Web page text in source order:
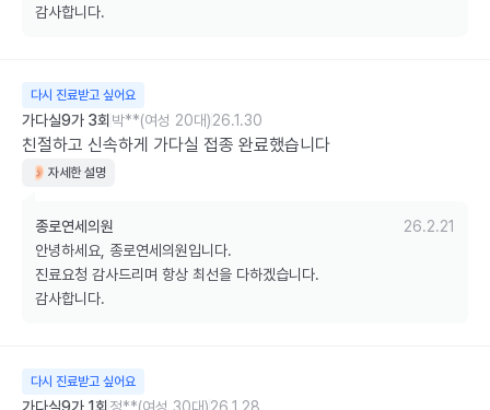
감사합니다.
다시 진료받고 싶어요
가다실9가 3회 박**(여성 20대)26.1.30
친절하고 신속하게 가다실 접종 완료했습니다
자세한 설명
종로연세의원
26.2.21
안녕하세요, 종로연세의원입니다.
진료요청 감사드리며 항상 최선을 다하겠습니다.
감사합니다.
다시 진료받고 싶어요